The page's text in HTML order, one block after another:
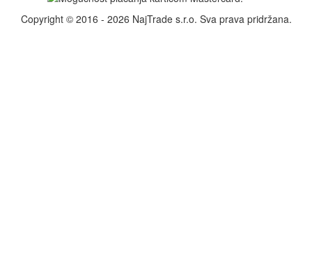
Copyright © 2016 - 2026 NajTrade s.r.o. Sva prava pridržana.